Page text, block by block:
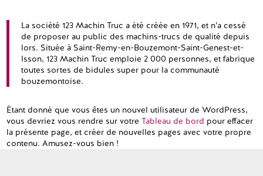
La société 123 Machin Truc a été créée en 1971, et n’a cessé
de proposer au public des machins-trucs de qualité depuis
lors. Située à Saint-Remy-en-Bouzemont-Saint-Genest-et-
Isson, 123 Machin Truc emploie 2 000 personnes, et fabrique
toutes sortes de bidules super pour la communauté
bouzemontoise.
Étant donné que vous êtes un nouvel utilisateur de WordPress,
vous devriez vous rendre sur votreTableau de bord pour effacer
la présente page, et créer de nouvelles pages avec votre propre
contenu. Amusez-vous bien !